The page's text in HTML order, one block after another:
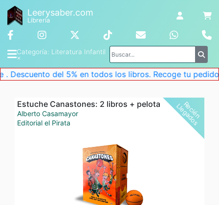
Leerysaber.com
Librería
Categoría: Literatura Infantil
×
5% en todos los libros. Recoge tu pedido en la
Estuche Canastones: 2 libros + pelota
Alberto Casamayor
Editorial el Pirata
R
e
c
i
é
n
L
l
e
g
a
d
o
s